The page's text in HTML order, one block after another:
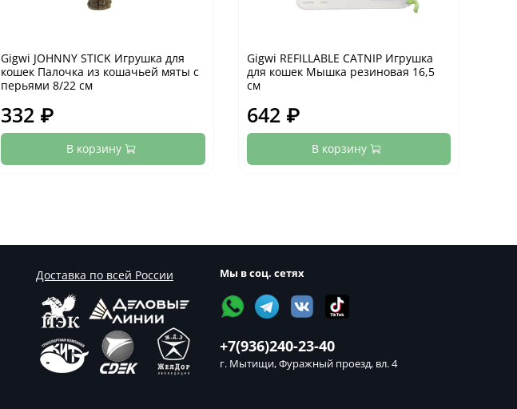
Gigwi JOHNNY STICK Игрушка для
кошек Палочка из кошачьей мяты с
перьями 8/22 см
332 ₽
В корзину
Gigwi REFILLABLE CATNIP Игрушка
для кошек Мышка резиновая 16,5
см
642 ₽
В корзину
Доставка по всей России Мы в соц. сетях
+7(936)240-23-40
г. Мытищи, Фуражный проезд, вл. 4